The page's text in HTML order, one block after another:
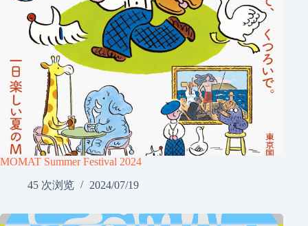
MOMAT Summer Festival 2024
45 次浏览
2024/07/19